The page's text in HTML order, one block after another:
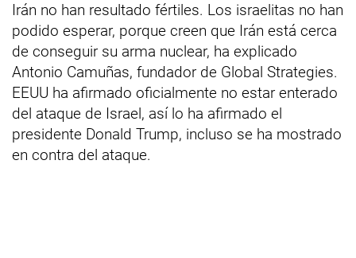
Irán no han resultado fértiles. Los israelitas no han
podido esperar, porque creen que Irán está cerca
de conseguir su arma nuclear, ha explicado
Antonio Camuñas, fundador de Global Strategies.
EEUU ha afirmado oficialmente no estar enterado
del ataque de Israel, así lo ha afirmado el
presidente Donald Trump, incluso se ha mostrado
en contra del ataque.